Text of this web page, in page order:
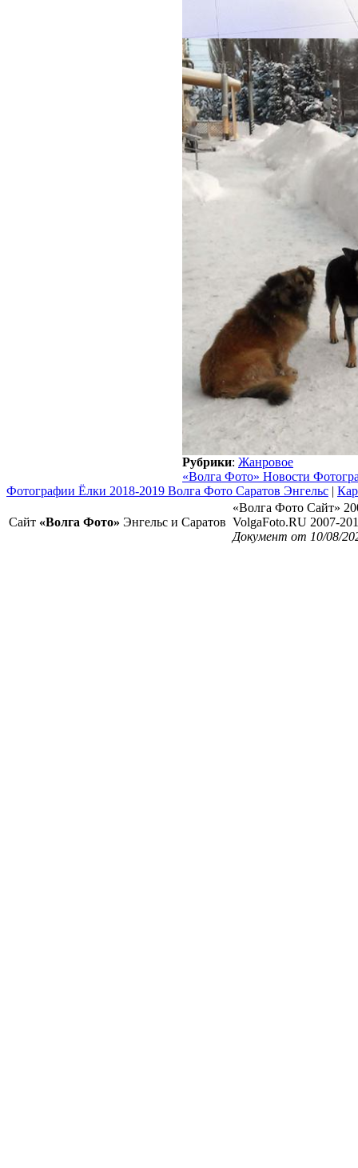
Рубрики: Жанровое
«Волга Фото» Новости
Фотографии Ёлки 2018-2019 Волга Фото Саратов Энгельс |
Сайт «Волга Фото» Энгельс и Саратов
«Волга Фото Сайт»
VolgaFoto.RU 2007-
Документ от 10/08/